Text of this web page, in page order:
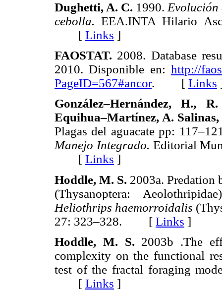
Dughetti, A. C. 1990. Evolución
cebolla.EEA.INTA Hilario
[ Links ]
FAOSTAT. 2008. Database
2010. Disponible en: http://
PageID=567#ancor. [ Links
González–Hernández, H.,
Equihua–Martínez, A.
Plagas del aguacate pp:
Manejo Integrado. Editorial
[ Links ]
Hoddle, M. S. 2003a. Predation
(Thysanoptera:
Heliothrips haemorroidalis
27: 323–328. [ Links ]
Hoddle, M. S. 2003b .The
complexity on the functional
test of the fractal foraging
[ Links ]